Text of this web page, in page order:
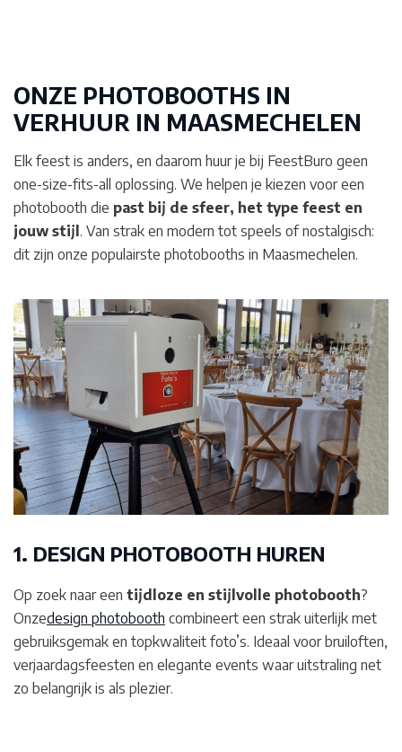
ONZE PHOTOBOOTHS IN
VERHUUR IN MAASMECHELEN
Elk feest is anders, en daarom huur je bij FeestBuro geen
one-size-fits-all oplossing. We helpen je kiezen voor een
photobooth die past bij de sfeer, het type feest en
jouw stijl. Van strak en modern tot speels of nostalgisch:
dit zijn onze populairste photobooths in Maasmechelen.
1. DESIGN PHOTOBOOTH HUREN
Op zoek naar een tijdloze en stijlvolle photobooth?
Onzedesign photobooth combineert een strak uiterlijk met
gebruiksgemak en topkwaliteit foto’s. Ideaal voor bruiloften,
verjaardagsfeesten en elegante events waar uitstraling net
zo belangrijk is als plezier.